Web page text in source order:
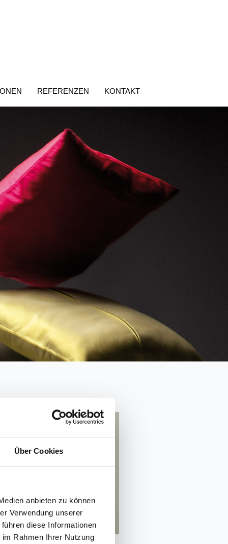
Über Cookies
anbieten zu können
Verwendung unserer
diese Informationen
Rahmen Ihrer Nutzung
REFERENZEN KONTAKT